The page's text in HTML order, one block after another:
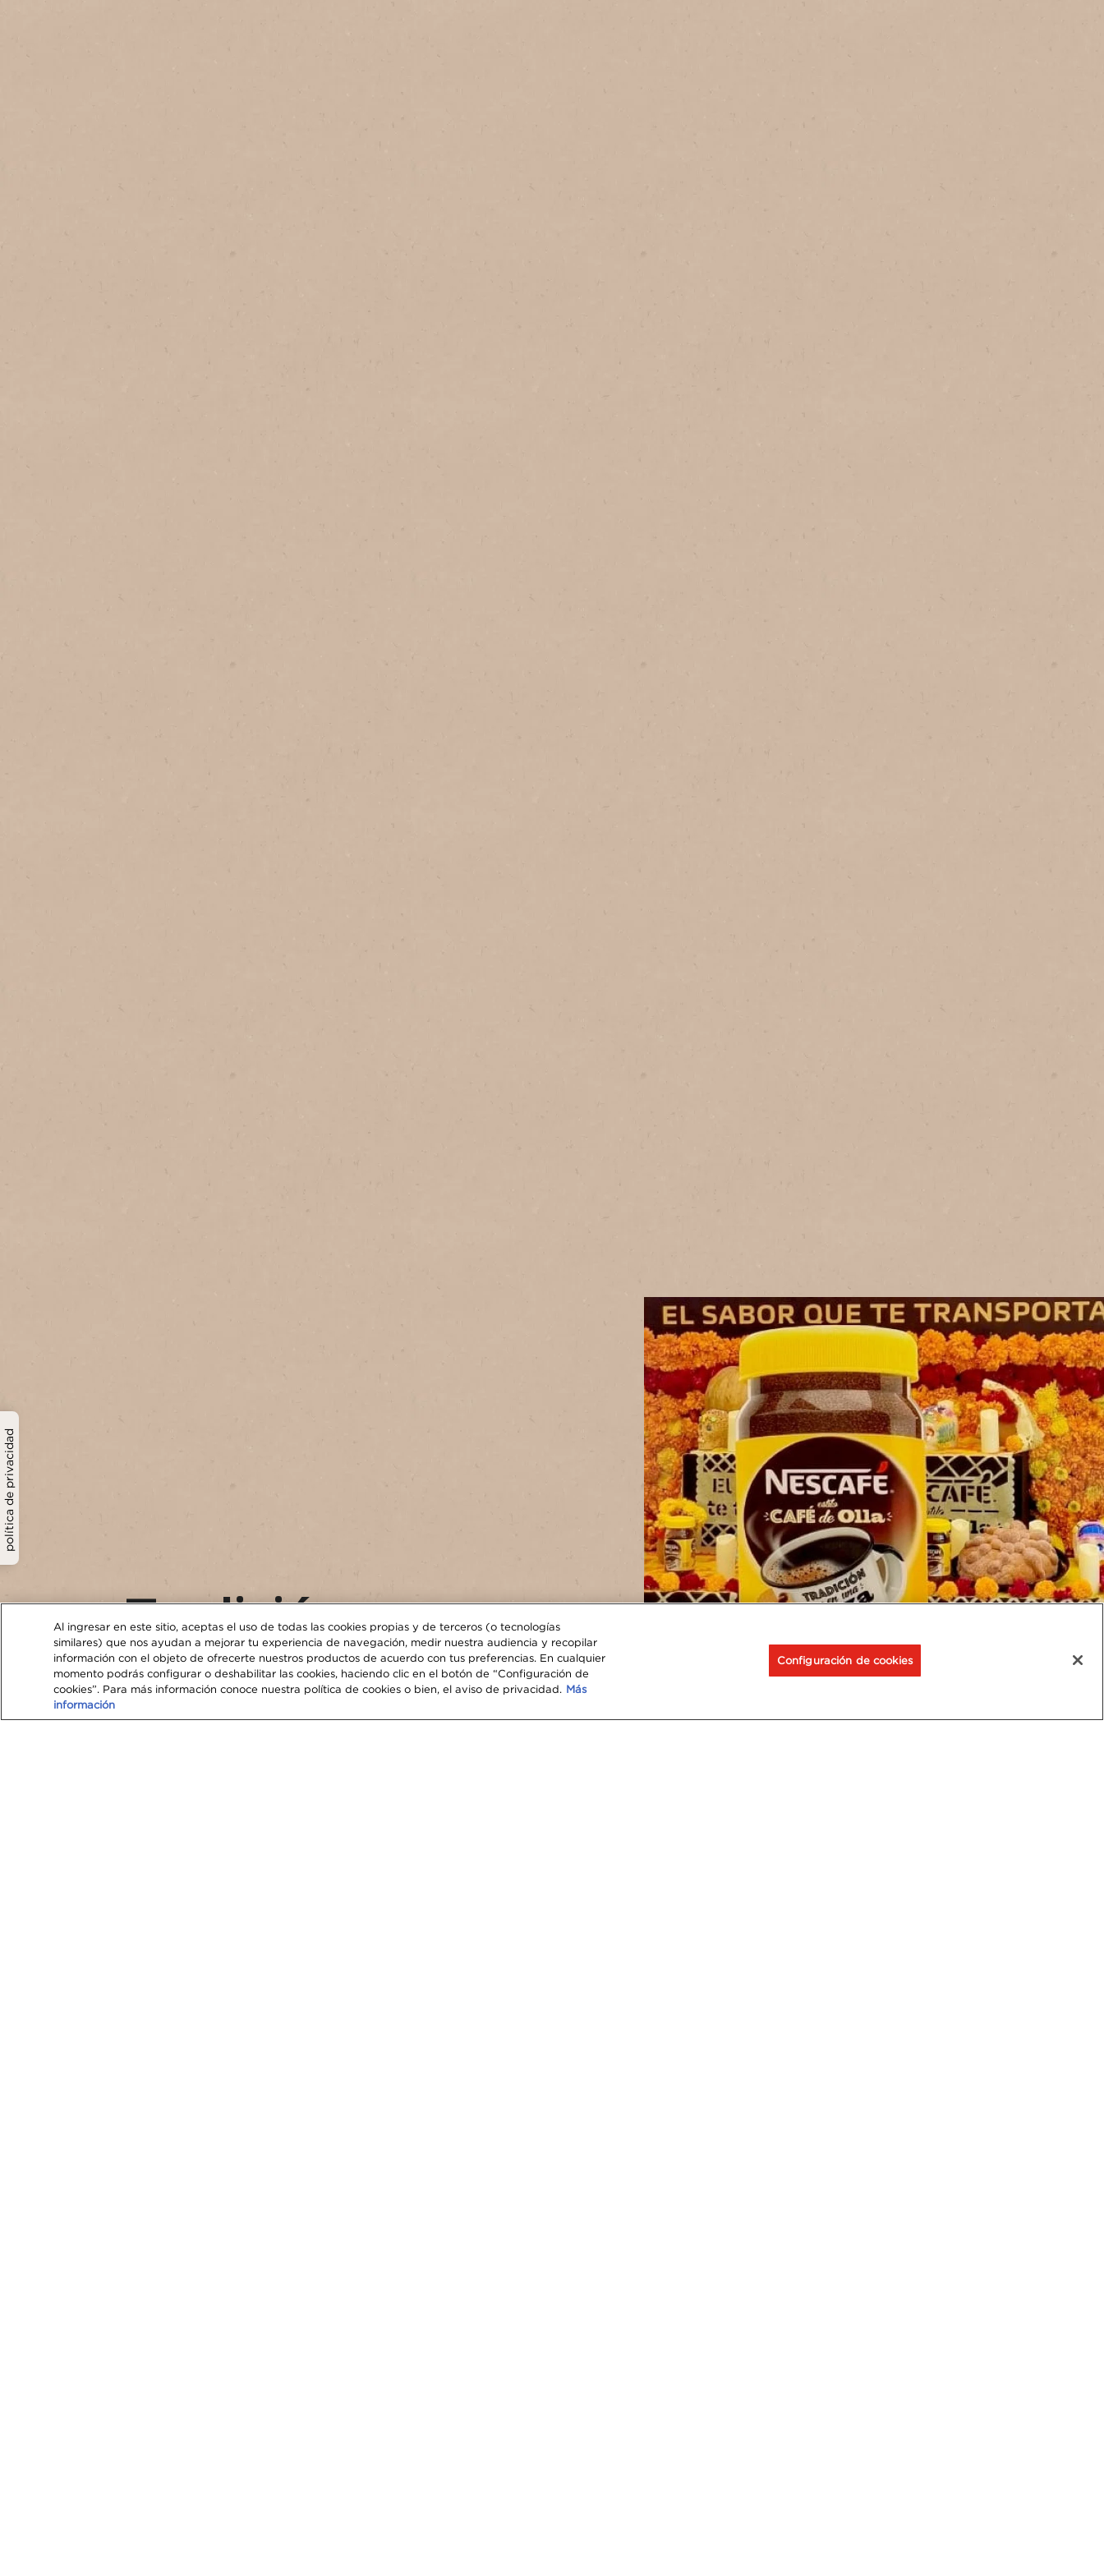
Tradición con
NESCAFÉ®
política de privacidad
Al ingresar en este sitio, aceptas el uso de todas las cookies propias y de terceros (o tecnologías
similares) que nos ayudan a mejorar tu experiencia de navegación, medir nuestra audiencia y recopilar
información con el objeto de ofrecerte nuestros productos de acuerdo con tus preferencias. En cualquier
momento podrás configurar o deshabilitar las cookies, haciendo clic en el botón de “Configuración de
cookies”. Para más información conoce nuestra política de cookies o bien, el aviso de privacidad. Más
información
Configuración de cookies